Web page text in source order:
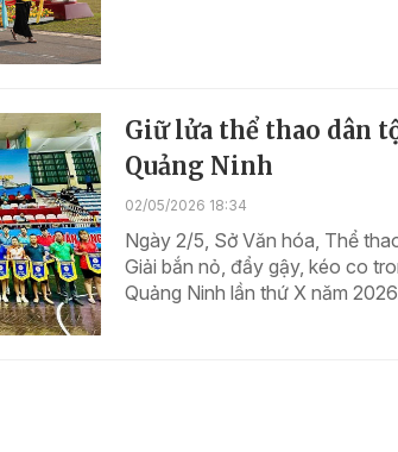
Giữ lửa thể thao dân
Quảng Ninh
02/05/2026 18:34
Ngày 2/5, Sở Văn hóa, Thể
Giải bắn nỏ, đẩy gậy, kéo co
Quảng Ninh lần thứ X năm